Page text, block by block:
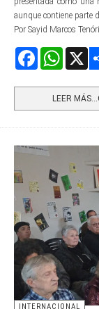
aunque contiene parte
Por Sayid Marcos
Facebook
LEER
INTERNACIONAL